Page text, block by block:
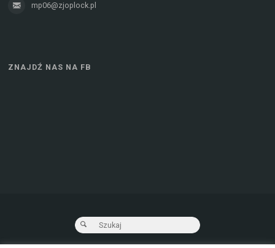
mp06@zjoplock.pl
ZNAJDŹ NAS NA FB
Wyszukaj:
Szukaj